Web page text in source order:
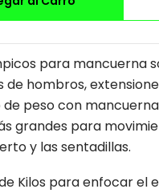
para mancuerna
hombros,
peso con
grandes para
y las sentadillas.
Kilos para enfocar el